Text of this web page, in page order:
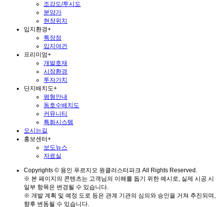
조감도/투시도
분양가
현장위치
입지환경+
특장점
입지여건
프리미엄+
개발호재
시장환경
투자가치
단지배치도+
평형안내
동호수배치도
커뮤니티
특화시스템
오시는길
홍보센터+
보도뉴스
자료실
Copyrights © 용인 푸르지오 원클러스터파크 All Rights Reserved.
※ 본 페이지의 콘텐츠는 고객님의 이해를 돕기 위한 예시로, 실제 시공 시
일부 항목은 변경될 수 있습니다.
※ 개발 계획 및 예정 도로 등은 관계 기관의 심의와 승인을 거쳐 추진되며,
향후 변동될 수 있습니다.